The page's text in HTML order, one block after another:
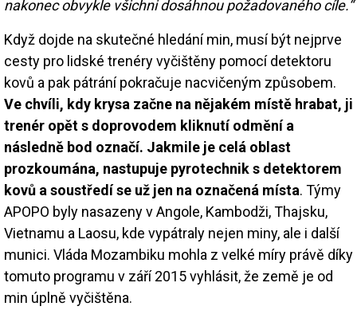
nakonec obvykle všichni dosáhnou požadovaného cíle.“
Když dojde na skutečné hledání min, musí být nejprve
cesty pro lidské trenéry vyčištěny pomocí detektoru
kovů a pak pátrání pokračuje nacvičeným způsobem.
Ve chvíli, kdy krysa začne na nějakém místě hrabat, ji
trenér opět s doprovodem kliknutí odmění a
následně bod označí. Jakmile je celá oblast
prozkoumána, nastupuje pyrotechnik s detektorem
kovů a soustředí se už jen na označená místa. Týmy
APOPO byly nasazeny v Angole, Kambodži, Thajsku,
Vietnamu a Laosu, kde vypátraly nejen miny, ale i další
munici. Vláda Mozambiku mohla z velké míry právě díky
tomuto programu v září 2015 vyhlásit, že země je od
min úplně vyčištěna.